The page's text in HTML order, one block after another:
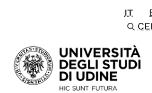
Passa al contenuto
IT